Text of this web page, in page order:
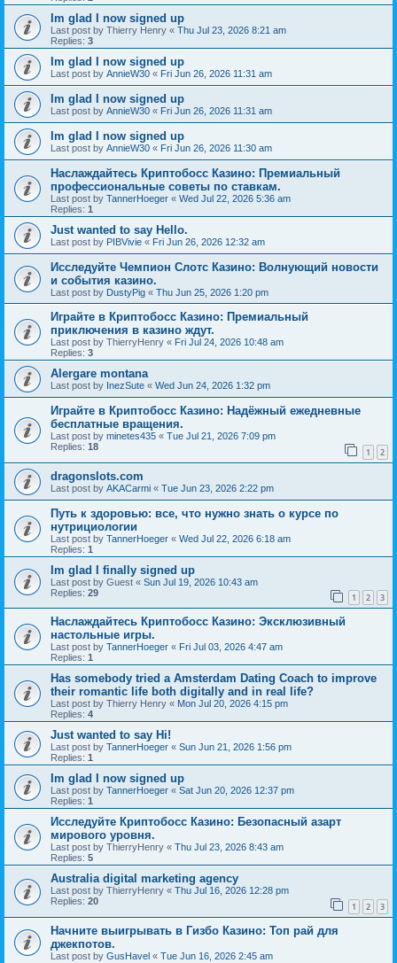
Im glad I now signed up
Last post by Thierry Henry « Thu Jul 23, 2026 8:21 am
Replies: 3
Im glad I now signed up
Last post by AnnieW30 « Fri Jun 26, 2026 11:31 am
Im glad I now signed up
Last post by AnnieW30 « Fri Jun 26, 2026 11:31 am
Im glad I now signed up
Last post by AnnieW30 « Fri Jun 26, 2026 11:30 am
Наслаждайтесь Криптобосс Казино: Премиальный
профессиональные советы по ставкам.
Last post by TannerHoeger « Wed Jul 22, 2026 5:36 am
Replies: 1
Just wanted to say Hello.
Last post by PIBVivie « Fri Jun 26, 2026 12:32 am
Исследуйте Чемпион Слотс Казино: Волнующий новости
и события казино.
Last post by DustyPig « Thu Jun 25, 2026 1:20 pm
Играйте в Криптобосс Казино: Премиальный
приключения в казино ждут.
Last post by ThierryHenry « Fri Jul 24, 2026 10:48 am
Replies: 3
Alergare montana
Last post by InezSute « Wed Jun 24, 2026 1:32 pm
Играйте в Криптобосс Казино: Надёжный ежедневные
бесплатные вращения.
Last post by minetes435 « Tue Jul 21, 2026 7:09 pm
Replies: 18 1 2
dragonslots.com
Last post by AKACarmi « Tue Jun 23, 2026 2:22 pm
Путь к здоровью: все, что нужно знать о курсе по
нутрициологии
Last post by TannerHoeger « Wed Jul 22, 2026 6:18 am
Replies: 1
Im glad I finally signed up
Last post by Guest « Sun Jul 19, 2026 10:43 am
Replies: 29 1 2 3
Наслаждайтесь Криптобосс Казино: Эксклюзивный
настольные игры.
Last post by TannerHoeger « Fri Jul 03, 2026 4:47 am
Replies: 1
Has somebody tried a Amsterdam Dating Coach to improve
their romantic life both digitally and in real life?
Last post by Thierry Henry « Mon Jul 20, 2026 4:15 pm
Replies: 4
Just wanted to say Hi!
Last post by TannerHoeger « Sun Jun 21, 2026 1:56 pm
Replies: 1
Im glad I now signed up
Last post by TannerHoeger « Sat Jun 20, 2026 12:37 pm
Replies: 1
Исследуйте Криптобосс Казино: Безопасный азарт
мирового уровня.
Last post by ThierryHenry « Thu Jul 23, 2026 8:43 am
Replies: 5
Australia digital marketing agency
Last post by ThierryHenry « Thu Jul 16, 2026 12:28 pm
Replies: 20 1 2 3
Начните выигрывать в Гизбо Казино: Топ рай для
джекпотов.
Last post by GusHavel « Tue Jun 16, 2026 2:45 am